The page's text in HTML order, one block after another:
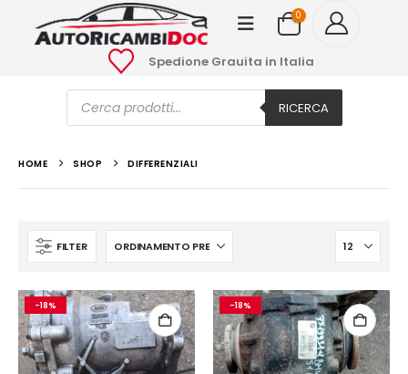
0
Spedione Grauita in Italia
Ricerca
prodotti RICERCA
HOME SHOP DIFFERENZIALI
FILTER
-18% -18%